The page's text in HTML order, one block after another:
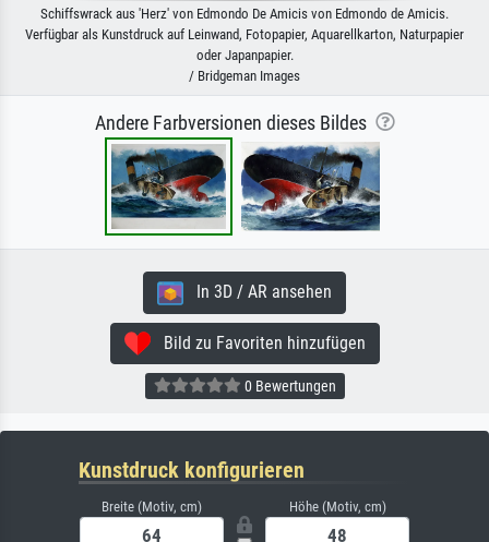
Schiffswrack aus 'Herz' von Edmondo De Amicis von Edmondo de Amicis.
Verfügbar als Kunstdruck auf Leinwand, Fotopapier, Aquarellkarton, Naturpapier
oder Japanpapier.
/ Bridgeman Images
Andere Farbversionen dieses Bildes
In 3D / AR ansehen
Bild zu Favoriten hinzufügen
0 Bewertungen
Kunstdruck konfigurieren
Breite (Motiv, cm) Höhe (Motiv, cm)